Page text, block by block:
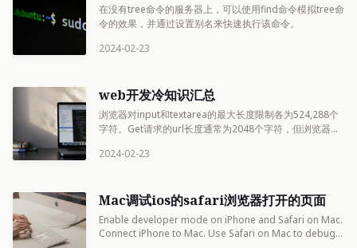
在没有tree命令的服务器上，可以使用find命令模拟tree命
令的效果，并通过设置别名来快速执行该命令。
2024-02-23
web开发冷知识汇总
浏览器对input和textarea的最大长度限制各为524,288个
字符。Get请求的url长度通常为2048个字符，但浏览器支
器和服务器通常有限制。
2024-02-23
Mac调试ios的safari浏览器打开的页面
Enable developer mode on iPhone and Safari on Mac.
Connect iPhone to Mac. Use Safari on Mac to debug